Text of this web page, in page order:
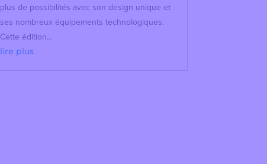
plus de possibilités avec son design unique et
ses nombreux équipements technologiques.
Cette édition...
lire plus